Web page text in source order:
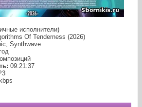
исполнители)
Of Tenderness (2026)
Synthwave
09:21:37